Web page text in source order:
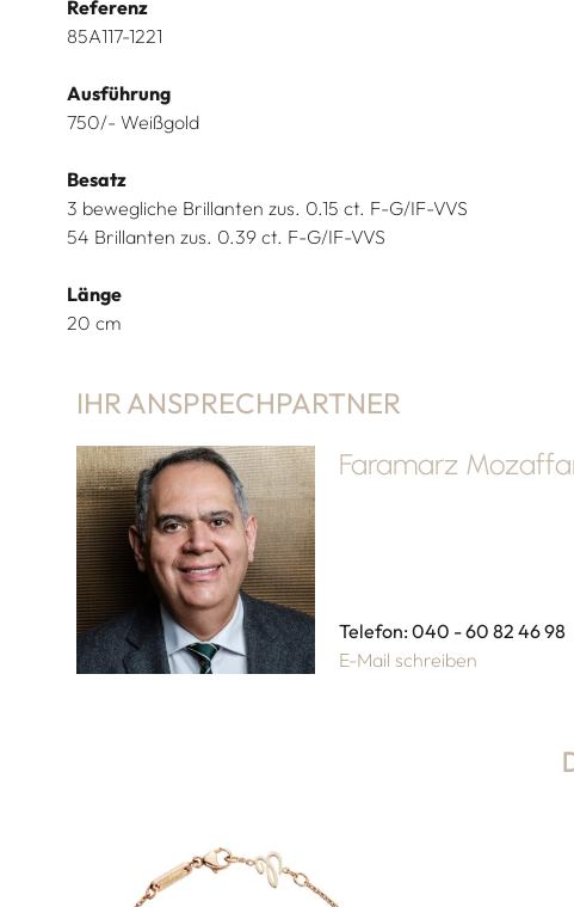
Referenz
85A117-1221
Ausführung
750/- Weißgold
Besatz
3 bewegliche Brillanten zus. 0.15 ct. F-G/IF-VVS
54 Brillanten zus. 0.39 ct. F-G/IF-VVS
Länge
20 cm
IHR ANSPRECHPARTNER
Faramarz
Telefon: 040 - 60 82 46 98
E-Mail schreiben